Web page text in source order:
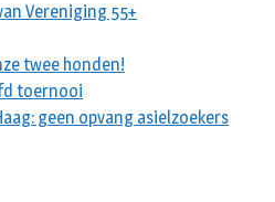
Vereniging 55+
twee honden!
toernooi
geen opvang asielzoekers